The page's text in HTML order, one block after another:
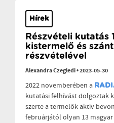
Hírek
Részvételi kutatás
kistermelő és
részvételével
Alexandra Czegledi•2023-05-30
2022 novemberében a
kutatási felhívást dolgoztak
szerte a termelők aktív
februárjától olyan 13